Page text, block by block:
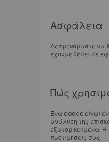
Ασφάλεια
Δεσμευόμαστε να
έχουμε θέσει σε
Πώς
Ένα cookie είναι
ανάλυση της
εξατομικευμένα. Η
προτιμήσεις σας.